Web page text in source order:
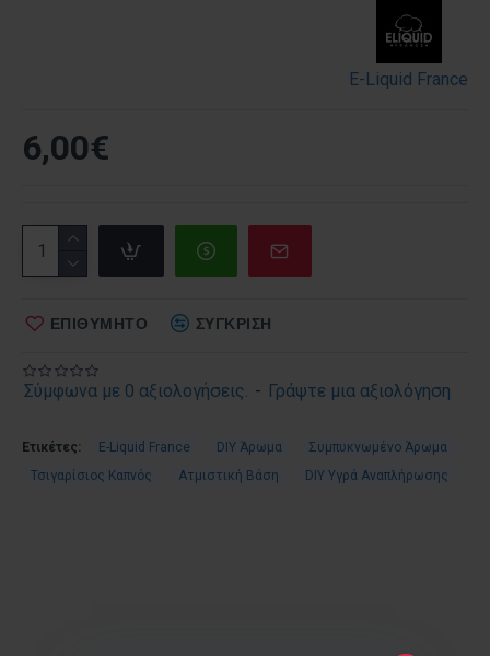
E-Liquid France
Σύμφωνα με 0 αξιολογήσεις. - Γράψτε μια αξιολόγηση
6,00€
ΕΠΙΘΥΜΗΤΌ ΣΎΓΚΡΙΣΗ
Ετικέτες: E-Liquid France DIY Άρωμα
Συμπυκνωμένο Άρωμα
Τσιγαρίσιος Καπνός
Ατμιστική Βάση DIY Υγρά Αναπλήρωσης